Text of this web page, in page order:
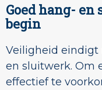
Goed hang-
begin
Veiligheid
en sluitwerk. Om
effectief te